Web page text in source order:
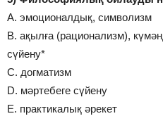
A. эмоционалдық, символизм
B. ақылға (рационализм),
сүйену*
C. догматизм
D. мәртебеге сүйену
E. практикалық әрекет